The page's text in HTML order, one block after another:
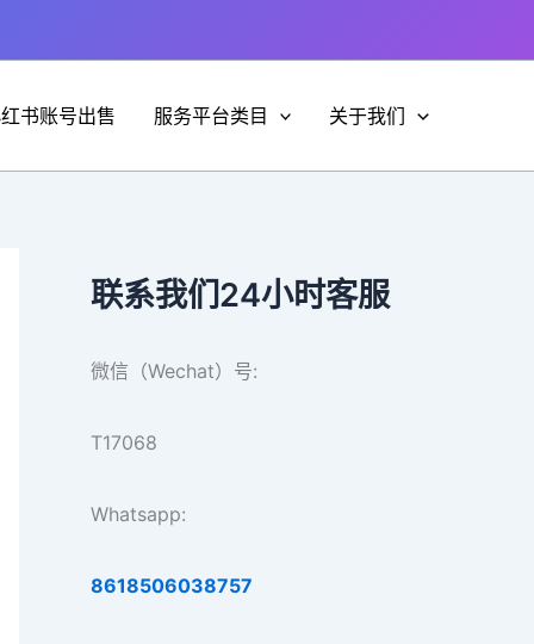
书账号出售 服务平台类目 关于我们
联系我们24小时客服
微信（Wechat）号:
T17068
Whatsapp:
8618506038757